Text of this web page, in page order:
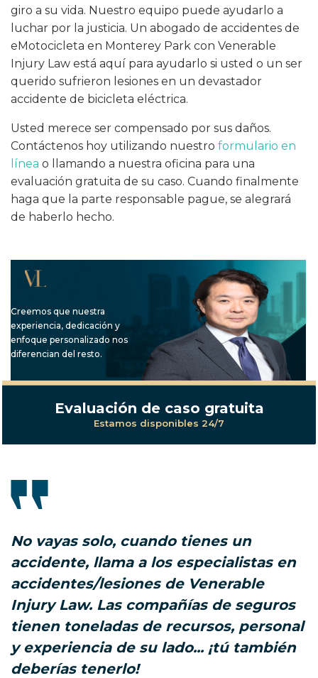
giro a su vida. Nuestro equipo puede ayudarlo a
luchar por la justicia. Un abogado de accidentes de
eMotocicleta en Monterey Park con Venerable
Injury Law está aquí para ayudarlo si usted o un ser
querido sufrieron lesiones en un devastador
accidente de bicicleta eléctrica.
Usted merece ser compensado por sus daños.
Contáctenos hoy utilizando nuestro formulario en
línea o llamando a nuestra oficina para una
evaluación gratuita de su caso. Cuando finalmente
haga que la parte responsable pague, se alegrará
de haberlo hecho.
Creemos que nuestra
experiencia, dedicación y
enfoque personalizado nos
diferencian del resto.
Evaluación de caso gratuita
Estamos disponibles 24/7
No vayas solo, cuando tienes un
accidente, llama a los especialistas en
accidentes/lesiones de Venerable
Injury Law. Las compañías de seguros
tienen toneladas de recursos, personal
y experiencia de su lado... ¡tú también
deberías tenerlo!